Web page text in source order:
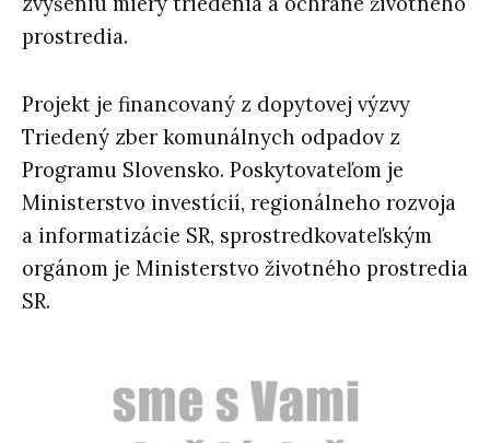
prostredia.
Projekt je financovaný z dopytovej výzvy
Triedený zber komunálnych odpadov z
Programu Slovensko. Poskytovateľom je
Ministerstvo investícií, regionálneho rozvoja
a informatizácie SR, sprostredkovateľským
orgánom je Ministerstvo životného prostredia
SR.